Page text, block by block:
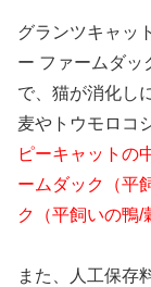
グランツキャッ
ー ファームダッ
で、猫が消化し
麦やトウモロコ
ピーキャットの
ームダック（平
ク（平飼いの鴨/
また、人工保存